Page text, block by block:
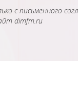
с письменного
dimfm.ru